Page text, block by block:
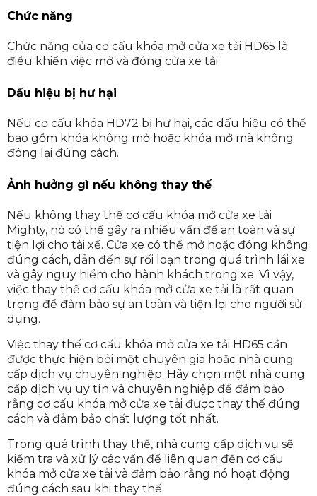
Chức năng
Chức năng của cơ cấu khóa mở cửa xe tải HD65 là
điều khiển việc mở và đóng cửa xe tải.
Dấu hiệu bị hư hại
Nếu cơ cấu khóa HD72 bị hư hại, các dấu hiệu có thể
bao gồm khóa không mở hoặc khóa mở mà không
đóng lại đúng cách.
Ảnh hưởng gì nếu không thay thế
Nếu không thay thế cơ cấu khóa mở cửa xe tải
Mighty, nó có thể gây ra nhiều vấn đề an toàn và sự
tiện lợi cho tài xế. Cửa xe có thể mở hoặc đóng không
đúng cách, dẫn đến sự rối loạn trong quá trình lái xe
và gây nguy hiểm cho hành khách trong xe. Vì vậy,
việc thay thế cơ cấu khóa mở cửa xe tải là rất quan
trọng để đảm bảo sự an toàn và tiện lợi cho người sử
dụng.
Việc thay thế cơ cấu khóa mở cửa xe tải HD65 cần
được thực hiện bởi một chuyên gia hoặc nhà cung
cấp dịch vụ chuyên nghiệp. Hãy chọn một nhà cung
cấp dịch vụ uy tín và chuyên nghiệp để đảm bảo
rằng cơ cấu khóa mở cửa xe tải được thay thế đúng
cách và đảm bảo chất lượng tốt nhất.
Trong quá trình thay thế, nhà cung cấp dịch vụ sẽ
kiểm tra và xử lý các vấn đề liên quan đến cơ cấu
khóa mở cửa xe tải và đảm bảo rằng nó hoạt động
đúng cách sau khi thay thế.